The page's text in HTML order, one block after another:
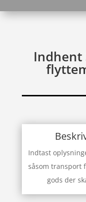
Indtast
såsom transport
gods der